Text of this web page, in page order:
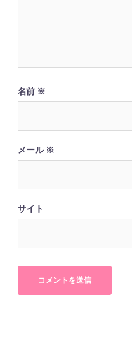
名前 ※
メール ※
サイト